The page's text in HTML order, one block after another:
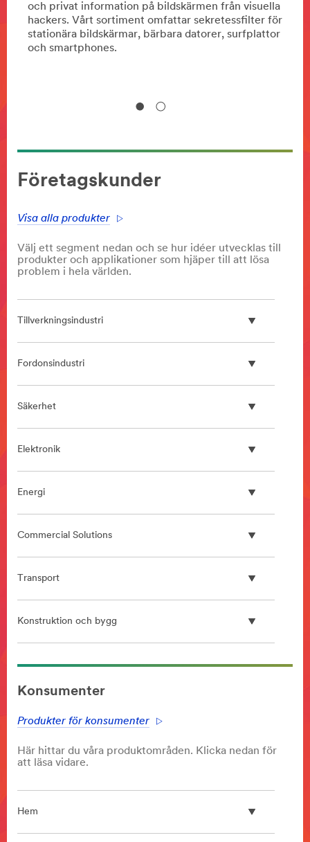
och privat information på bildskärmen från visuella
hackers. Vårt sortiment omfattar sekretessfilter för
stationära bildskärmar, bärbara datorer, surfplattor
och smartphones.
Företagskunder
Visa alla produkter
Välj ett segment nedan och se hur idéer utvecklas till
produkter och applikationer som hjäper till att lösa
problem i hela världen.
Tillverkningsindustri
Fordonsindustri
Säkerhet
Elektronik
Energi
Commercial Solutions
Transport
Konstruktion och bygg
**Site
area
**
Protector
url**
protection-
**Site
Konsumenter
Produkter för konsumenter
Här hittar du våra produktområden. Klicka nedan för
att läsa vidare.
Hem